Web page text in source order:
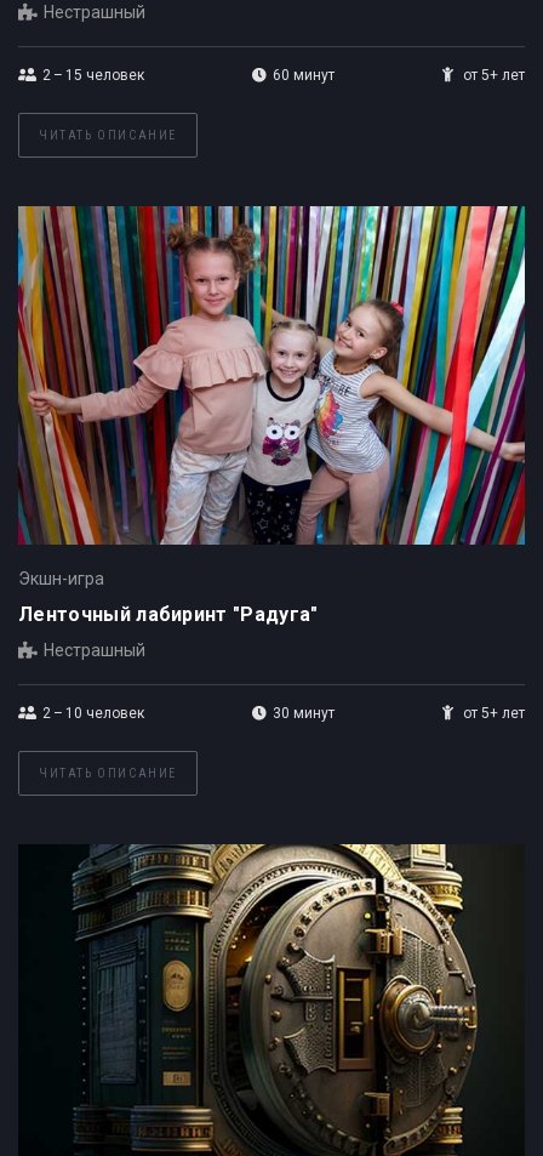
Нестрашный
2 – 15 человек 60 минут от 5+ лет
ЧИТАТЬ ОПИСАНИЕ
Экшн-игра
Ленточный лабиринт "Радуга"
Нестрашный
2 – 10 человек 30 минут от 5+ лет
ЧИТАТЬ ОПИСАНИЕ